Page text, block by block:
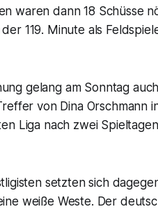
waren dann 18 Schüsse
119. Minute als
gelang am Sonntag
von Dina
Liga nach zwei
setzten sich
weiße Weste. Der